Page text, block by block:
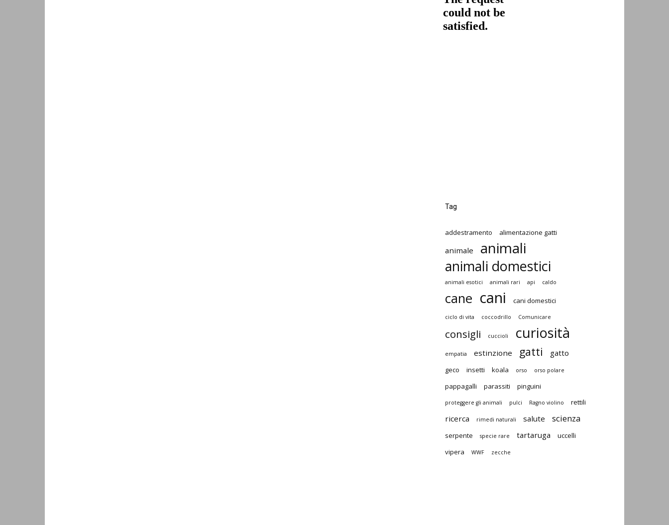
Tag
addestramento alimentazione gatti
animale animali
animali domestici
animali esotici animali rari api caldo
cane cani cani domestici
ciclo di vita coccodrillo Comunicare
consigli cuccioli curiosità
empatia estinzione gatti gatto
geco insetti koala orso orso polare
pappagalli parassiti pinguini
proteggere gli animali pulci Ragno violino rettili
ricerca rimedi naturali salute scienza
serpente specie rare tartaruga
uccelli
vipera
WWF zecche